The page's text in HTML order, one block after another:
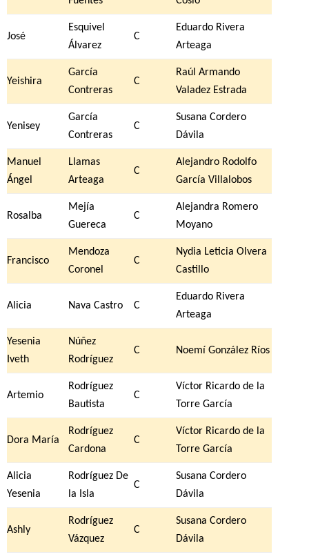
José
Esquivel
Álvarez
C
Eduardo Rivera
Arteaga
Yeishira
García
Contreras
C
Raúl Armando
Valadez Estrada
Yenisey
García
Contreras
C
Susana Cordero
Dávila
Manuel
Ángel
Llamas
Arteaga
C
Alejandro Rodolfo
García Villalobos
Rosalba
Mejía
Guereca
C
Alejandra Romero
Moyano
Francisco
Mendoza
Coronel
C
Nydia Leticia Olvera
Castillo
Alicia Nava Castro C
Eduardo Rivera
Arteaga
Yesenia
Iveth
Núñez
Rodríguez
C Noemí González Ríos
Artemio
Rodríguez
Bautista
C
Víctor Ricardo de la
Torre García
Dora María
Rodríguez
Cardona
C
Víctor Ricardo de la
Torre García
Alicia
Yesenia
Rodríguez De
la Isla
C
Susana Cordero
Dávila
Ashly
Rodríguez
Vázquez
C
Susana Cordero
Dávila